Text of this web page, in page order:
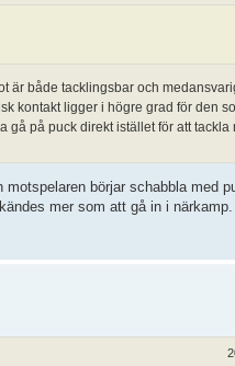
är både tacklingsbar och
kontakt ligger i högre grad för den
på puck direkt istället för att tackla
börjar schabbla med
mer som att gå in i närkamp.